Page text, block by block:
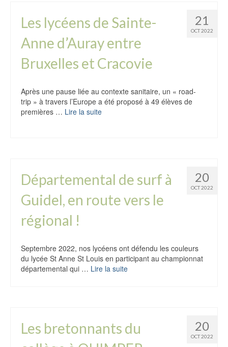
21
OCT 2022
Les lycéens de Sainte-
Anne d’Auray entre
Bruxelles et Cracovie
Après une pause liée au contexte sanitaire, un « road-
trip » à travers l’Europe a été proposé à 49 élèves de
premières … Lire la suite
20
OCT 2022
Départemental de surf à
Guidel, en route vers le
régional !
Septembre 2022, nos lycéens ont défendu les couleurs
du lycée St Anne St Louis en participant au championnat
départemental qui … Lire la suite
20
OCT 2022
Les bretonnants du